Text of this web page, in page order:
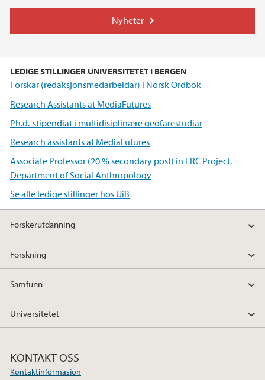
Nyheter
LEDIGE STILLINGER UNIVERSITETET I BERGEN
Forskar (redaksjonsmedarbeidar) i Norsk Ordbok
Research Assistants at MediaFutures
Ph.d.-stipendiat i multidisiplinære geofarestudiar
Research assistants at MediaFutures
Associate Professor (20 % secondary post) in ERC Project,
Department of Social Anthropology
Se alle ledige stillinger hos UiB
Forskerutdanning
Forskning
Samfunn
Universitetet
KONTAKT OSS
Kontaktinformasjon